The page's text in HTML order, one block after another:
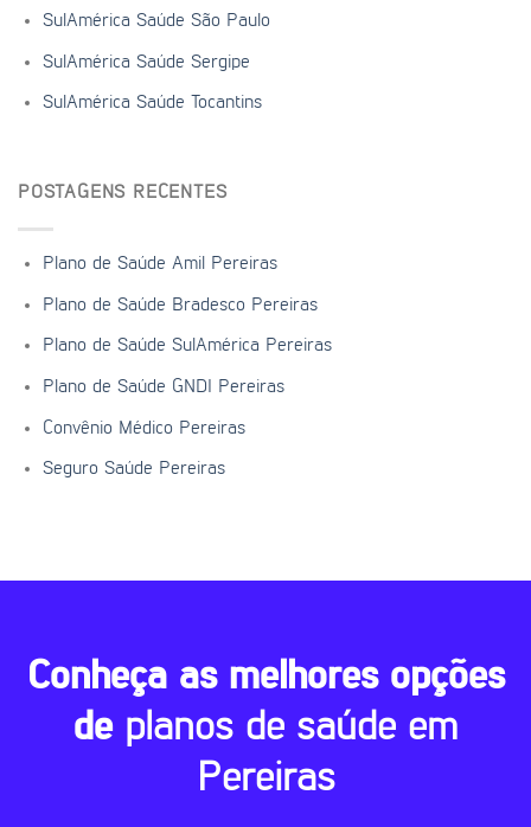
SulAmérica Saúde São Paulo
SulAmérica Saúde Sergipe
SulAmérica Saúde Tocantins
POSTAGENS RECENTES
Plano de Saúde Amil Pereiras
Plano de Saúde Bradesco Pereiras
Plano de Saúde SulAmérica Pereiras
Plano de Saúde GNDI Pereiras
Convênio Médico Pereiras
Seguro Saúde Pereiras
Conheça as melhores opções
de planos de saúde em
Pereiras